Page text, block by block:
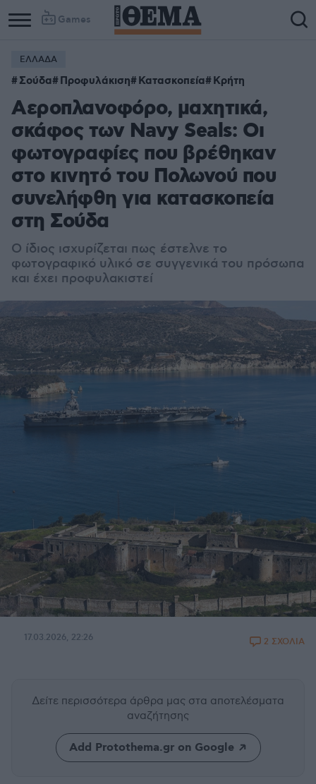
Games
ΕΛΛΑΔΑ
Σούδα Προφυλάκιση Κατασκοπεία Κρήτη
Αεροπλανοφόρο, μαχητικά,
σκάφος των Navy Seals: Οι
φωτογραφίες που βρέθηκαν
στο κινητό του Πολωνού που
συνελήφθη για κατασκοπεία
στη Σούδα
Ο ίδιος ισχυρίζεται πως έστελνε το
φωτογραφικό υλικό σε συγγενικά του πρόσωπα
και έχει προφυλακιστεί
17.03.2026, 22:26 2 ΣΧΟΛΙΑ
Δείτε περισσότερα άρθρα μας στα αποτελέσματα
αναζήτησης
Add Protothema.gr on Google